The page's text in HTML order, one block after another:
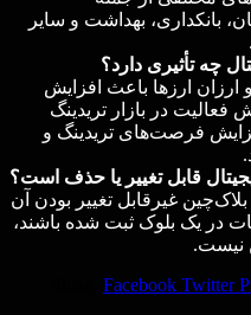
بانکداری، بهداشت و سایر
چه تأثیری دارد؟
ارزان ارزها باعث افزایش
در بازار تریدینگ
فرصت‌های تریدینگ و
قابل تغییر یا حذف است؟
غیرقابل تغییر بودن آن
در یک بلوک ثبت شده باشند،
نیست.
Facebook Twitter